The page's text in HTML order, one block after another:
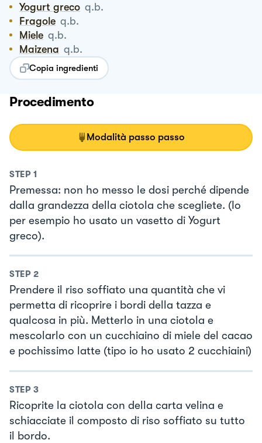
Yogurt greco q.b.
Fragole q.b.
Miele q.b.
Maizena q.b.
Copia ingredienti
Procedimento
Modalità passo passo
STEP 1
Premessa: non ho messo le dosi perché dipende
dalla grandezza della ciotola che scegliete. (Io
per esempio ho usato un vasetto di Yogurt
greco).
STEP 2
Prendere il riso soffiato una quantità che vi
permetta di ricoprire i bordi della tazza e
qualcosa in più. Metterlo in una ciotola e
mescolarlo con un cucchiaino di miele del cacao
e pochissimo latte (tipo io ho usato 2 cucchiaini)
STEP 3
Ricoprite la ciotola con della carta velina e
schiacciate il composto di riso soffiato su tutto
il bordo.